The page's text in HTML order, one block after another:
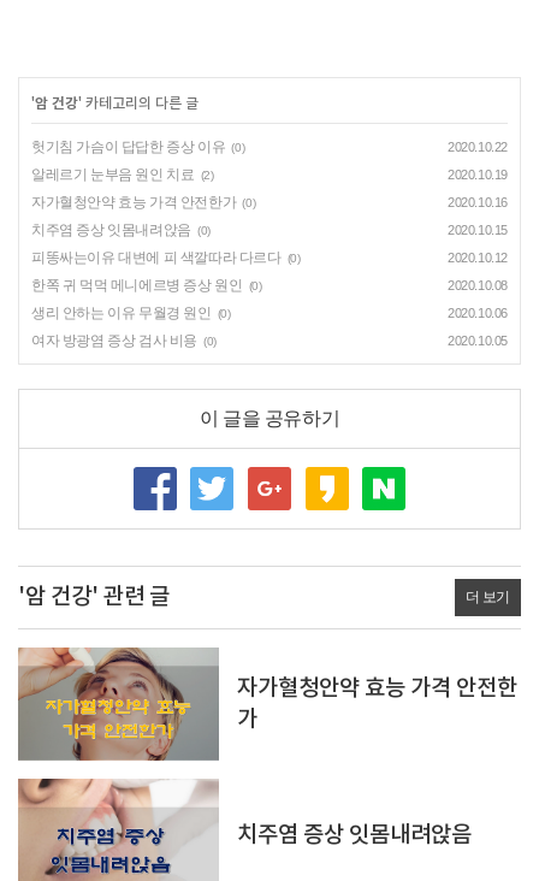
'암 건강' 카테고리의 다른 글
헛기침 가슴이 답답한 증상 이유 (0) 2020.10.22
알레르기 눈부음 원인 치료 (2) 2020.10.19
자가혈청안약 효능 가격 안전한가 (0) 2020.10.16
치주염 증상 잇몸내려앉음 (0) 2020.10.15
피똥싸는이유 대변에 피 색깔따라 다르다 (0) 2020.10.12
한쪽 귀 먹먹 메니에르병 증상 원인 (0) 2020.10.08
생리 안하는 이유 무월경 원인 (0) 2020.10.06
여자 방광염 증상 검사 비용 (0) 2020.10.05
이 글을 공유하기
'암 건강' 관련 글 더 보기
자가혈청안약 효능 가격 안전한
가
치주염 증상 잇몸내려앉음